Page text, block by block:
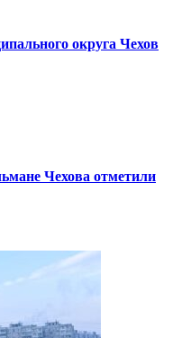
округа Чехов
Чехова отметили